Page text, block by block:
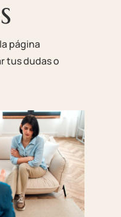
página
tus dudas o